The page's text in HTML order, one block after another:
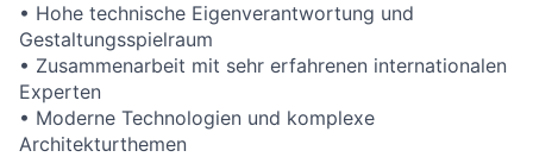
• Hohe technische Eigenverantwortung und
Gestaltungsspielraum
• Zusammenarbeit mit sehr erfahrenen internationalen
Experten
• Moderne Technologien und komplexe
Architekturthemen